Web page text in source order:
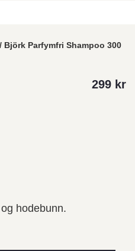
/ Björk Parfymfri Shampoo 300
299 kr
hodebunn.